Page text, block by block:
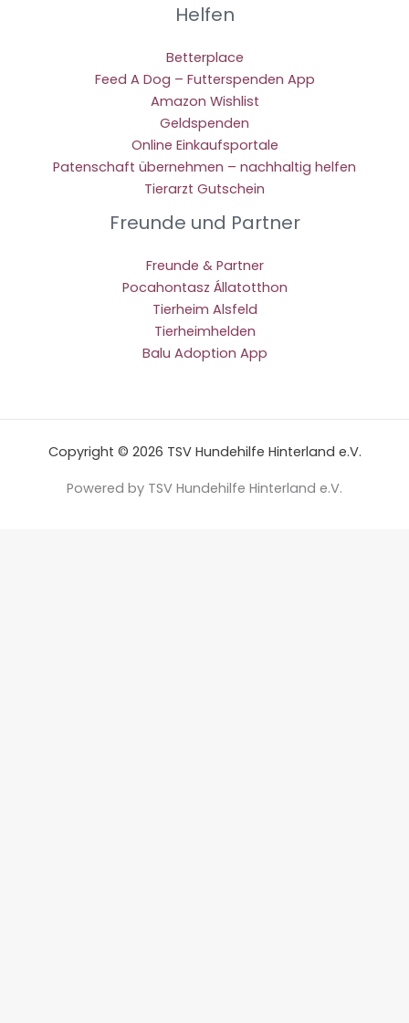
Helfen
Betterplace
Feed A Dog – Futterspenden App
Amazon Wishlist
Geldspenden
Online Einkaufsportale
Patenschaft übernehmen – nachhaltig helfen
Tierarzt Gutschein
Freunde und Partner
Freunde & Partner
Pocahontasz Állatotthon
Tierheim Alsfeld
Tierheimhelden
Balu Adoption App
Copyright © 2026 TSV Hundehilfe Hinterland e.V.
Powered by TSV Hundehilfe Hinterland e.V.